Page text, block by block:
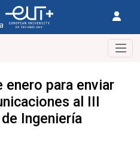
enero para enviar
al III
Ingeniería